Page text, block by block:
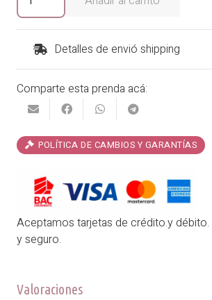
Kirina
Phax
cantidad
Detalles de envió shipping
Comparte esta prenda acá:
POLÍTICA DE CAMBIOS Y GARANTÍAS
Aceptamos tarjetas de crédito.y
y seguro.
Valoraciones